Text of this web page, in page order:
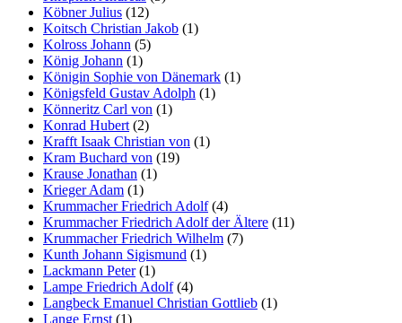
Köbner Julius (12)
Koitsch Christian Jakob (1)
Kolross Johann (5)
König Johann (1)
Königin Sophie von Dänemark (1)
Königsfeld Gustav Adolph (1)
Könneritz Carl von (1)
Konrad Hubert (2)
Krafft Isaak Christian von (1)
Kram Buchard von (19)
Krause Jonathan (1)
Krieger Adam (1)
Krummacher Friedrich Adolf(4)
Krummacher Friedrich Adolf der Ältere (11)
Krummacher Friedrich Wilhelm (7)
Kunth Johann Sigismund (1)
Lackmann Peter(1)
Lampe Friedrich Adolf(4)
Langbeck Emanuel Christian Gottlieb (1)
Lange Ernst (1)